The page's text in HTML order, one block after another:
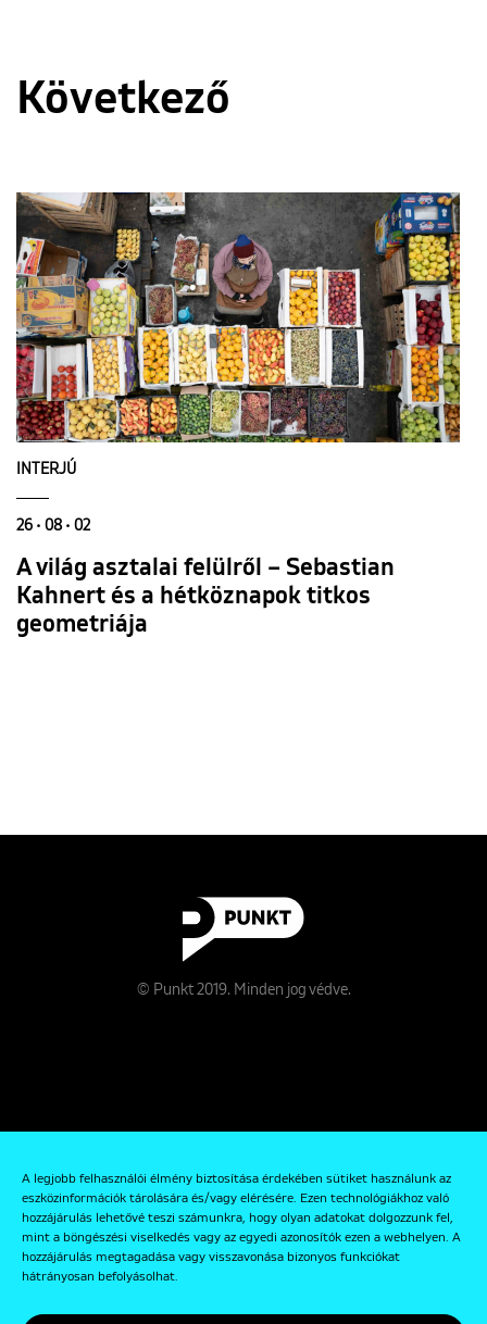
A legjobb felhasználói élmény biztosítása érdekében sütiket használunk az
eszközinformációk tárolására és/vagy elérésére. Ezen technológiákhoz való
hozzájárulás lehetővé teszi számunkra, hogy olyan adatokat dolgozzunk fel,
mint a böngészési viselkedés vagy az egyedi azonosítók ezen a webhelyen. A
hozzájárulás megtagadása vagy visszavonása bizonyos funkciókat
hátrányosan befolyásolhat.
Következő
INTERJÚ
26 • 08 • 02
A világ asztalai felülről – Sebastian
Kahnert és a hétköznapok titkos
geometriája
© Punkt 2019. Minden jog védve.
Kapcsolat
Adatkezelési és Adatvédelmi Szabályzat